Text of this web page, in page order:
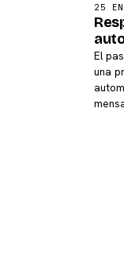
25
El
una